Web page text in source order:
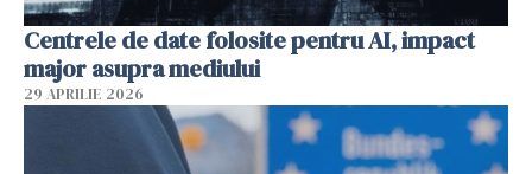
Centrele de date folosite pentru AI, impact
major asupra mediului
29 APRILIE 2026